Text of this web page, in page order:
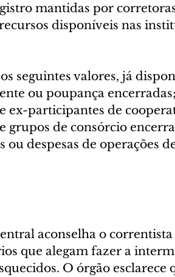
mantidas por
disponíveis nas
seguintes valores, já
ou poupança
ex-participantes de
grupos de consórcio
despesas de operações
aconselha o
que alegam fazer a
O órgão esclarece